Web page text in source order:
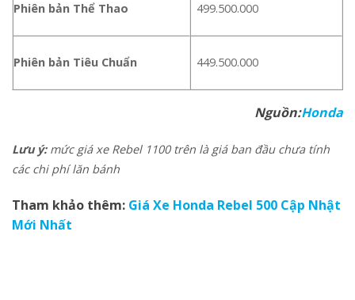
Phiên bản Thể Thao 499.500.000
Phiên bản Tiêu Chuẩn 449.500.000
Nguồn:Honda
Lưu ý:mức giá xe Rebel 1100 trên là giá ban đầu chưa tính
các chi phí lăn bánh
Tham khảo thêm: Giá Xe Honda Rebel 500 Cập Nhật
Mới Nhất